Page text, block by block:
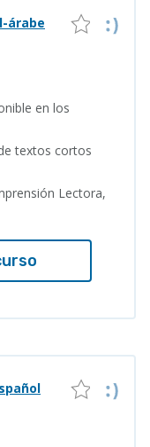
árabe
en los
textos cortos
Lectora,